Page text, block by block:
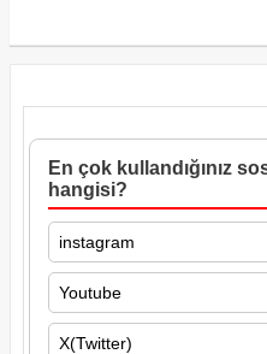
En çok kullandığınız
hangisi?
instagram
Youtube
X(Twitter)